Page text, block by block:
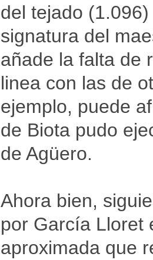
del tejado
signatura del
añade la falta de
linea con las de
ejemplo, puede
de Biota pudo
de Agüero.
Ahora bien,
por García Lloret
aproximada que